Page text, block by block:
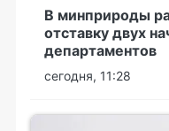
В минприроды
отставку двух
департаментов
сегодня, 11:28